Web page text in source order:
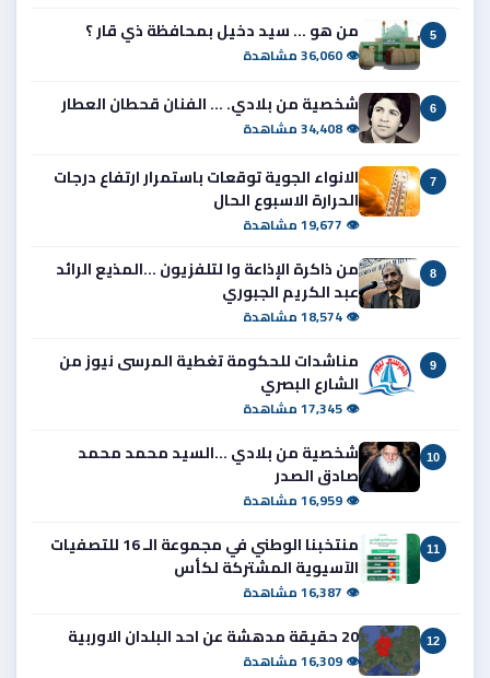
5 من هو ... سيد دخيل بمحافظة ذي قار ؟
👁 36,060 مشاهدة
6 شخصية من بلادي. ... الفنان قحطان العطار
👁 34,408 مشاهدة
7
الانواء الجوية توقعات باستمرار ارتفاع درجات
الحرارة الاسبوع الحال
👁 19,677 مشاهدة
8
من ذاكرة الإذاعة وا لتلفزيون ...المذيع الرائد
عبد الكريم الجبوري
👁 18,574 مشاهدة
9
مناشدات للحكومة تغطية المرسى نيوز من
الشارع البصري
👁 17,345 مشاهدة
10
شخصية من بلادي ...السيد محمد محمد
صادق الصدر
👁 16,959 مشاهدة
11
منتخبنا الوطني في مجموعة الـ 16 للتصفيات
الآسيوية المشتركة لكأس
👁 16,387 مشاهدة
12 20 حقيقة مدهشة عن احد البلدان الاوربية
👁 16,309 مشاهدة